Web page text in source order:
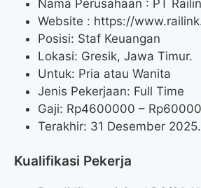
Nama Perusahaan : PT
Website : https://
Posisi: Staf Keuangan
Lokasi: Gresik, Jawa Timur.
Untuk: Pria atau Wanita
Jenis Pekerjaan: Full Time
Gaji: Rp4600000 – Rp
Terakhir: 31 Desember 2025.
Kualifikasi Pekerja